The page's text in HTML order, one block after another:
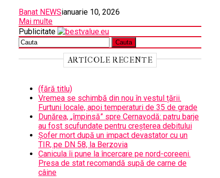
Banat NEWSianuarie 10, 2026
Mai multe
Publicitate
ARTICOLE RECENTE
(fără titlu)
Vremea se schimbă din nou în vestul țării.
Furtuni locale, apoi temperaturi de 35 de grade
Dunărea, „împinsă” spre Cernavodă: patru barje
au fost scufundate pentru creșterea debitului
Șofer mort după un impact devastator cu un
TIR, pe DN 58, la Berzovia
Canicula îi pune la încercare pe nord-coreeni.
Presa de stat recomandă supă de carne de
câine